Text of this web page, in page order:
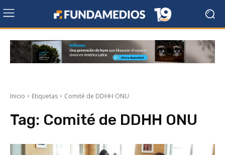
Inicio Etiquetas Comité de DDHH ONU
Tag: Comité de DDHH ONU